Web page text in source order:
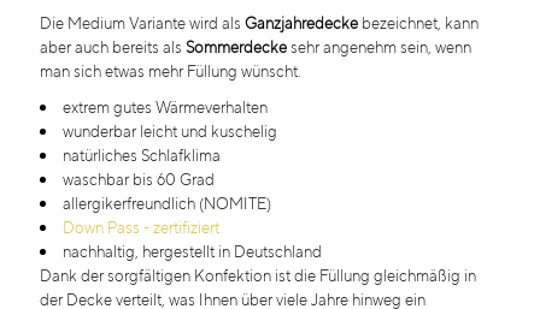
Die Medium Variante wird als Ganzjahredeckebezeichnet, kann
aber auch bereits als Sommerdeckesehr angenehm sein, wenn
man sich etwas mehr Füllung wünscht.
extrem gutes Wärmeverhalten
wunderbar leicht und kuschelig
natürliches Schlafklima
waschbar bis 60 Grad
allergikerfreundlich (NOMITE)
Down Pass - zertifiziert
nachhaltig, hergestellt in Deutschland
Dank der sorgfältigen Konfektion ist die Füllung gleichmäßig in
der Decke verteilt, was Ihnen über viele Jahre hinweg ein